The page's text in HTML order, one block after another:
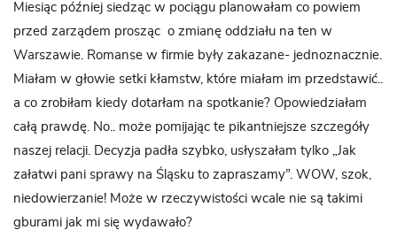
Miesiąc później siedząc w pociągu planowałam co powiem
przed zarządem prosząc o zmianę oddziału na ten w
Warszawie. Romanse w firmie były zakazane- jednoznacznie.
Miałam w głowie setki kłamstw, które miałam im przedstawić..
a co zrobiłam kiedy dotarłam na spotkanie? Opowiedziałam
całą prawdę. No.. może pomijając te pikantniejsze szczegóły
naszej relacji. Decyzja padła szybko, usłyszałam tylko „Jak
załatwi pani sprawy na Śląsku to zapraszamy”. WOW, szok,
niedowierzanie! Może w rzeczywistości wcale nie są takimi
gburami jak mi się wydawało?